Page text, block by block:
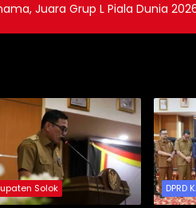
Juara Grup L Piala Dunia
Solok DPRD